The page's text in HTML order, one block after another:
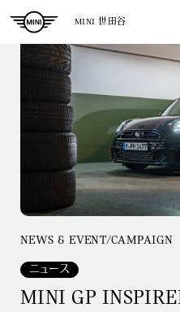
MINI 世田谷
NEWS & EVENT/CAMPAIGN
ニュース
MINI GP